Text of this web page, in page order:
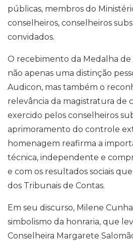
públicas, membros do
conselheiros, conselheiros
convidados.
O recebimento da Medalha
não apenas uma distinção
Audicon, mas também o
relevância da magistratura de
exercido pelos conselheiros
aprimoramento do controle
homenagem reafirma a
técnica, independente e
e com os resultados sociais
dos Tribunais de Contas.
Em seu discurso, Milene
simbolismo da honraria, que
Conselheira Margarete